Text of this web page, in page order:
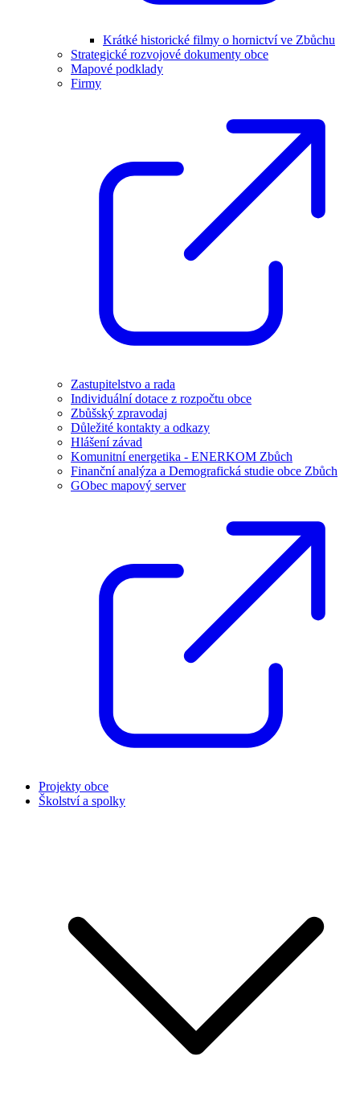
Krátké historické filmy o hornictví ve Zbůchu
Strategické rozvojové dokumenty obce
Mapové podklady
Firmy
Zastupitelstvo a rada
Individuální dotace z rozpočtu obce
Zbůšský zpravodaj
Důležité kontakty a odkazy
Hlášení závad
Komunitní energetika - ENERKOM Zbůch
Finanční analýza a Demografická studie obce Zbůch
GObec mapový server
Projekty obce
Školství a spolky